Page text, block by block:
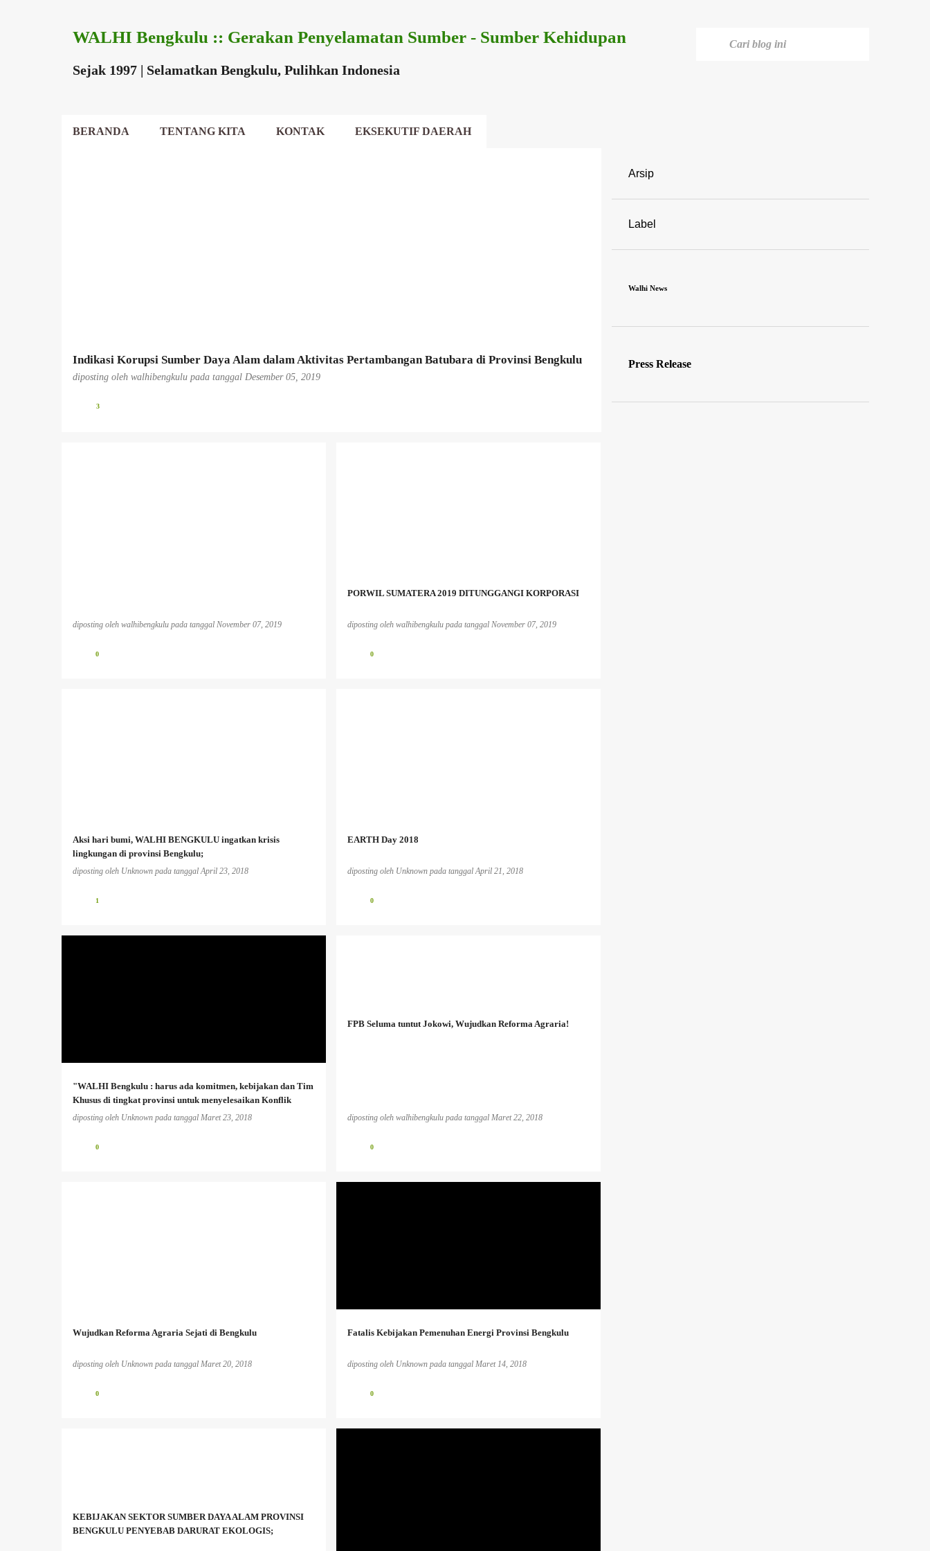
WALHI Bengkulu :: Gerakan Penyelamatan Sumber - Sumber Kehidupan
Sejak 1997 | Selamatkan Bengkulu, Pulihkan Indonesia
BERANDA TENTANG KITA KONTAK EKSEKUTIF DAERAH
Indikasi Korupsi Sumber Daya Alam dalam Aktivitas Pertambangan Batubara di Provinsi Bengkulu
diposting oleh walhibengkulu pada tanggal Desember 05, 2019
3
diposting oleh walhibengkulu pada tanggal November 07, 2019
0
PORWIL SUMATERA 2019 DITUNGGANGI KORPORASI
diposting oleh walhibengkulu pada tanggal November 07, 2019
0
Aksi hari bumi, WALHI BENGKULU ingatkan krisis
lingkungan di provinsi Bengkulu;
diposting oleh Unknown pada tanggalApril 23, 2018
1
EARTH Day 2018
diposting oleh Unknown pada tanggalApril 21, 2018
0
"WALHI Bengkulu : harus ada komitmen, kebijakan dan Tim
Khusus di tingkat provinsi untuk menyelesaikan Konflik
Agraria'
diposting oleh Unknown pada tanggal Maret 23, 2018
0
FPB Seluma tuntut Jokowi, Wujudkan Reforma Agraria!
diposting oleh walhibengkulu pada tanggal Maret 22, 2018
0
Wujudkan Reforma Agraria Sejati di Bengkulu
diposting oleh Unknown pada tanggal Maret 20, 2018
0
Fatalis Kebijakan Pemenuhan Energi Provinsi Bengkulu
diposting oleh Unknown pada tanggal Maret 14, 2018
0
KEBIJAKAN SEKTOR SUMBER DAYA ALAM PROVINSI
BENGKULU PENYEBAB DARURAT EKOLOGIS;
PEREMPUAN DAN LINGKUNGAN HIDUP; PESISIR
Arsip
Label
Walhi News
Press Release